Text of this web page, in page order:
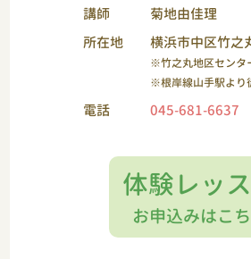
講師
菊地由佳理
所在地
横浜市中区竹之
※竹之丸地区センタ
※根岸線山手駅より
電話 045-681-6637
体験レッ
お申込みはこ